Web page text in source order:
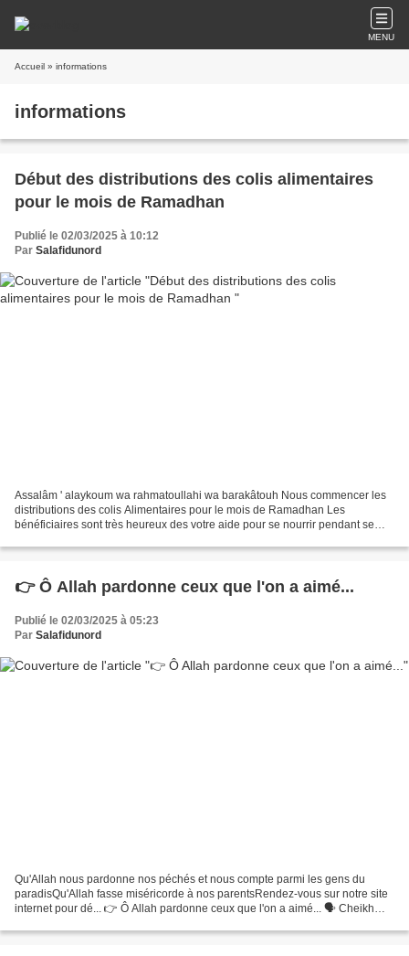
MENU
Accueil » informations
informations
Début des distributions des colis alimentaires
pour le mois de Ramadhan
Publié le 02/03/2025 à 10:12
Par Salafidunord
Assalâm ' alaykoum wa rahmatoullahi wa barakâtouh Nous commencer les
distributions des colis Alimentaires pour le mois de Ramadhan Les
bénéficiaires sont très heureux des votre aide pour se nourrir pendant se
👉 Ô Allah pardonne ceux que l'on a aimé...
Publié le 02/03/2025 à 05:23
Par Salafidunord
Qu'Allah nous pardonne nos péchés et nous compte parmi les gens du
paradisQu'Allah fasse miséricorde à nos parentsRendez-vous sur notre site
internet pour dé... 👉 Ô Allah pardonne ceux que l'on a aimé... 🗣 Cheikh